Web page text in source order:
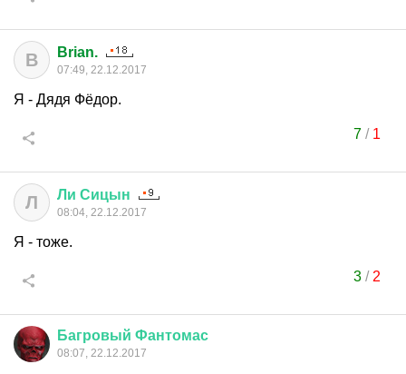
B Brian.
07:49, 22.12.2017
Я - Дядя Фёдор.
7/ 1
Л Ли Сицын
08:04, 22.12.2017
Я - тоже.
3/ 2
Багровый Фантомас
08:07, 22.12.2017